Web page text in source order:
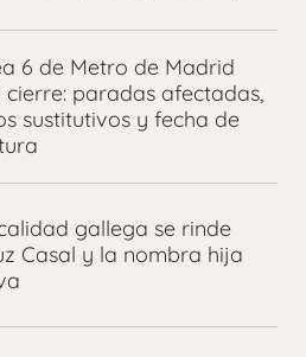
6 de Metro de Madrid
cierre: paradas afectadas,
sustitutivos y fecha de
gallega se rinde
Casal y la nombra hija